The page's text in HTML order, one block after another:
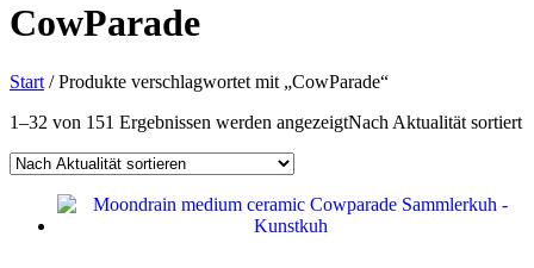
CowParade
Start / Produkte verschlagwortet mit „CowParade“
1–32 von 151 Ergebnissen werden angezeigtNach Aktualität sortiert